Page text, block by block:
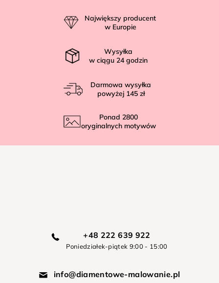
Największy producent
w Europie
Wysyłka
w ciągu 24 godzin
Darmowa wysyłka
powyżej 145 zł
Ponad 2800
oryginalnych motywów
+48 222 639 922
Poniedziałek-piątek 9:00 - 15:00
info@diamentowe-malowanie.pl